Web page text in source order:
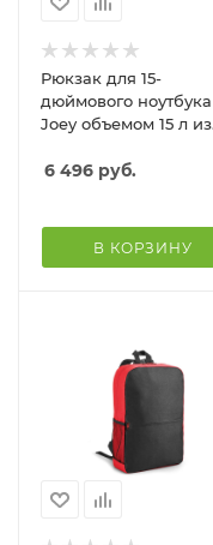
Рюкзак для 15-
дюймового ноутбука
Joey объемом 15 л из
переработанного по
6 496 руб.
В КОРЗИНУ